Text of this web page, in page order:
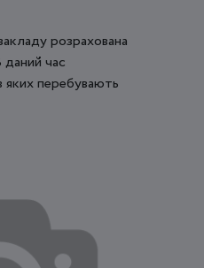
розрахована
даний час
яких перебувають